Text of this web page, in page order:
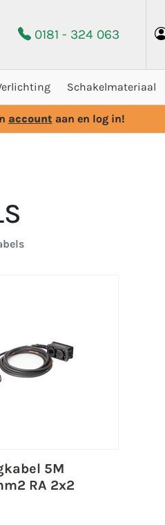
0181 - 324 063
Schakelmateriaal
account aan en log in!
5M
RA 2x2